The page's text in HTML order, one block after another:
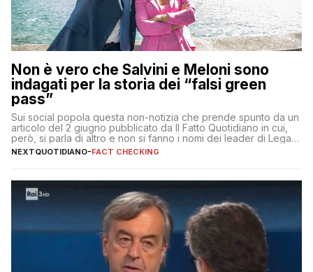
Non è vero che Salvini e Meloni sono
indagati per la storia dei “falsi green
pass”
Sui social popola questa non-notizia che prende spunto da un
articolo del 2 giugno pubblicato da Il Fatto Quotidiano in cui,
però, si parla di altro e non si fanno i nomi dei leader di Lega e
Fratelli d’Italia
NEXTQUOTIDIANO-FACT CHECKING